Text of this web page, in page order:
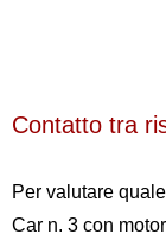
Contatto tra
Per valutare
Car n. 3 con